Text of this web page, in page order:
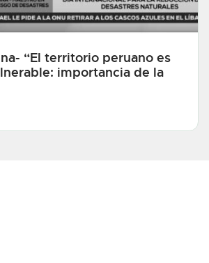
“El territorio peruano es
importancia de la